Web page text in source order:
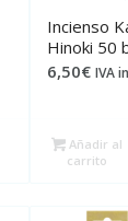
Incienso
Hinoki 50
6,50€ IVA
Añadir al
carrito